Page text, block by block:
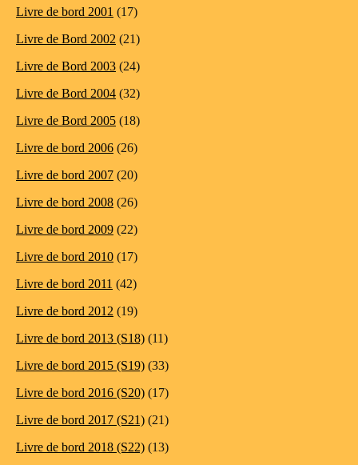
Livre de bord 2001 (17)
Livre de Bord 2002 (21)
Livre de Bord 2003 (24)
Livre de Bord 2004 (32)
Livre de Bord 2005 (18)
Livre de bord 2006 (26)
Livre de bord 2007 (20)
Livre de bord 2008 (26)
Livre de bord 2009 (22)
Livre de bord 2010 (17)
Livre de bord 2011 (42)
Livre de bord 2012 (19)
Livre de bord 2013 (S18) (11)
Livre de bord 2015 (S19) (33)
Livre de bord 2016 (S20) (17)
Livre de bord 2017 (S21) (21)
Livre de bord 2018 (S22) (13)